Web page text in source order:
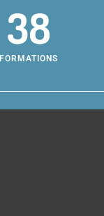
38
FORMATIONS